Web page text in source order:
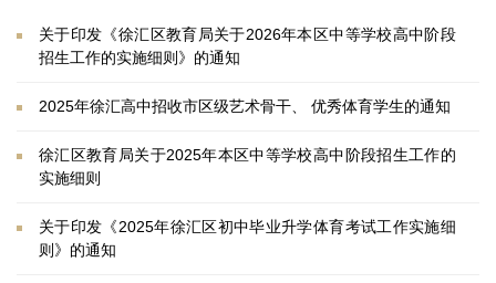
关于印发《徐汇区教育局关于2026年本区中等学校高中阶段
招生工作的实施细则》的通知
2025年徐汇高中招收市区级艺术骨干、 优秀体育学生的通知
徐汇区教育局关于2025年本区中等学校高中阶段招生工作的
实施细则
关于印发《2025年徐汇区初中毕业升学体育考试工作实施细
则》的通知